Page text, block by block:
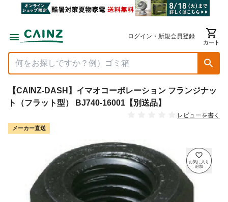
ログイン・新規会員登録
カート
【CAINZ-DASH】イマオコーポレーション フランジナッ
ト（フラット型） BJ740-16001【別送品】
レビューを書く
メーカー直送